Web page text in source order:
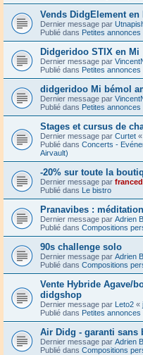
Vends DidgElement en
Dernier message par
Publié dans Petites annonces
Didgeridoo STIX en Mi
Dernier message par
Publié dans Petites annonces
didgeridoo Mi bémol
Dernier message par
Publié dans Petites annonces
Stages et cursus de
Dernier message par Curtet «
Publié dans Concerts -
Airvault)
-20% sur toute la
Dernier message par
Publié dans Le bistro
Pranavibes :
Dernier message par Adrien B.
Publié dans Compositions
90s challenge solo
Dernier message par Adrien B.
Publié dans Compositions
Vente Hybride Agave/
didgshop
Dernier message par Leto2 «
Publié dans Petites annonces
Air Didg - garanti sans
Dernier message par Adrien B.
Publié dans Compositions